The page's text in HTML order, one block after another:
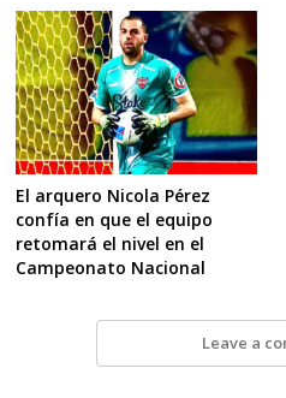
El arquero Nicola Pérez
confía en que el equipo
retomará el nivel en el
Campeonato Nacional
Leave a